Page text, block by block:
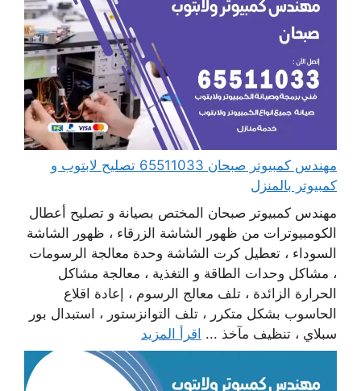
مهندس كمبيوتر صبحان 65511033 تصليح لابتوب و
كمبيوتر بالمنزل
مهندس كمبيوتر صبحان المختص بصيانة و تصليح أعطال
الكومبيوترات من ظهور الشاشة الزرقاء ، ظهور الشاشة
السوداء ، تعطيل كرت الشاشة وحدة معالجة الرسومات
، مشاكل وحدات الطاقة و التغذية ، معالجة مشاكل
الحرارة الزائدة ، تلف معالج الرسوم ، إعادة اقلاع
الحاسوب بشكل متكرر ، تلف التوانزستور ، استبدال بور
سبلاي ، تنظيف مآخذ ... اقرأ المزيد